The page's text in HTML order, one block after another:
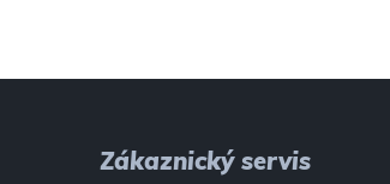
Zákaznický servis